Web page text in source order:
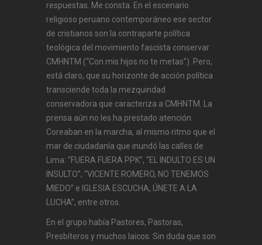
respuestas. Me consta. En el escenario
religioso peruano contemporáneo ese sector
de cristianos son la contraparte política
teológica del movimiento fascista conservar
CMHNTM (“Con mis hijos no te metas”). Pero,
está claro, que su horizonte de acción política
transciende toda la mezquindad
conservadora que caracteriza a CMHNTM. La
prensa aún no les ha prestado atención.
Coreaban en la marcha, al mismo ritmo que el
mar de ciudadanía que inundó las calles de
Lima: “FUERA FUERA PPK”, “EL INDULTO ES UN
INSULTO”, “VICENTE ROMERO, NO TENEMOS
MIEDO” e IGLESIA ESCUCHA, ÚNETE A LA
LUCHA”, entre otros.
En el grupo había Pastores, Pastoras,
Presbíteros y muchos laicos. Sin duda que son